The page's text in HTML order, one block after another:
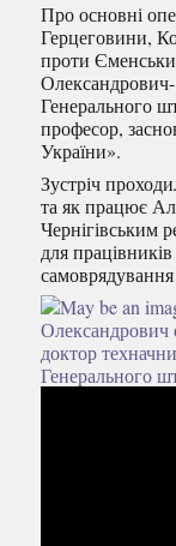
Про основні
Герцеговини,
проти
Генерального
професор,
України».
Зустріч
та як працює
Чернігівським
для
самоврядування